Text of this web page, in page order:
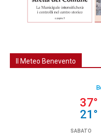
Il Meteo Benevento